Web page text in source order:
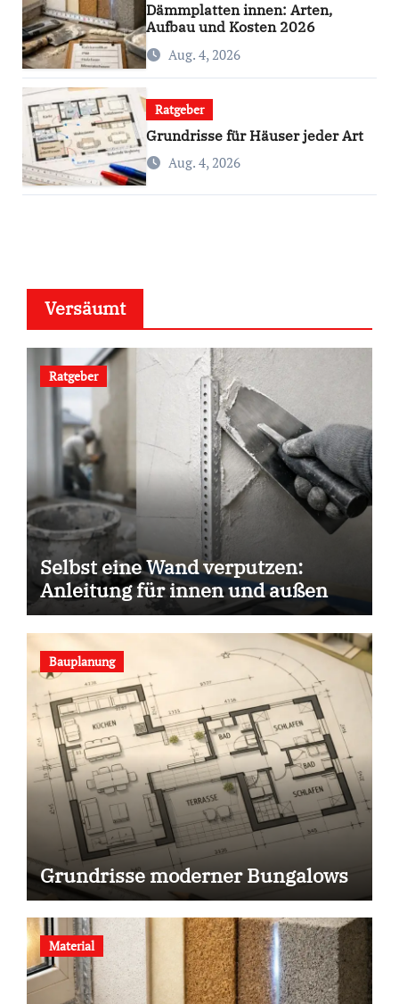
Dämmplatten innen: Arten,
Aufbau und Kosten 2026
Aug. 4, 2026
Ratgeber
Grundrisse für Häuser jeder Art
Aug. 4, 2026
Versäumt
Ratgeber
Selbst eine Wand verputzen:
Anleitung für innen und außen
Bauplanung
Grundrisse moderner Bungalows
Material